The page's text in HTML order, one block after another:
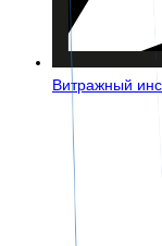
Витражный